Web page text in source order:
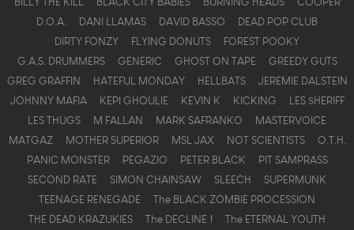
D.O.A.
DANI LLAMAS DAVID BASSO
DEAD POP CLUB
DIRTY FONZY
FLYING DONUTS
FOREST POOKY
G.A.S. DRUMMERS
GENERIC GHOST ON TAPE
GREEDY GUTS
GREG GRAFFIN
HATEFUL MONDAY HELLBATS
JEREMIE DALSTEIN
JOHNNY MAFIA
KEPI GHOULIE KEVIN K KICKING
LES $HERIFF
LES THUGS
M FALLAN MARK SAFRANKO
MASTERVOICE
MATGAZ
MOTHER SUPERIOR MSL JAX NOT SCIENTISTS
O.T.H.
PANIC MONSTER
PEGAZIO PETER BLACK
PIT SAMPRASS
SECOND RATE
SIMON CHAINSAW SLEECH
SUPERMUNK
TEENAGE RENEGADE
The BLACK ZOMBIE PROCESSION
THE DEAD KRAZUKIES
The DECLINE !
The ETERNAL YOUTH